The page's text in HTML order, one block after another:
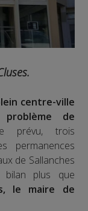
centre-ville
de
prévu, trois
permanences
de Sallanches
bilan plus que
le maire de